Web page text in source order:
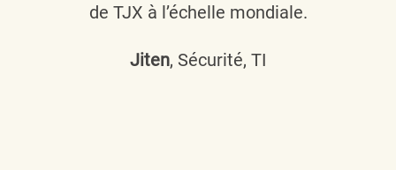
de TJX à l’échelle mondiale.
Jiten, Sécurité, TI